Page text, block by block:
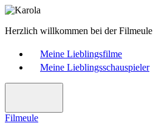
Herzlich willkommen bei der Filmeule
Meine Lieblingsfilme
Meine Lieblingsschauspieler
Filmeule